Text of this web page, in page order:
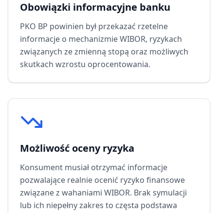
Obowiązki informacyjne banku
PKO BP powinien był przekazać rzetelne
informacje o mechanizmie WIBOR, ryzykach
związanych ze zmienną stopą oraz możliwych
skutkach wzrostu oprocentowania.
Możliwość oceny ryzyka
Konsument musiał otrzymać informacje
pozwalające realnie ocenić ryzyko finansowe
związane z wahaniami WIBOR. Brak symulacji
lub ich niepełny zakres to częsta podstawa